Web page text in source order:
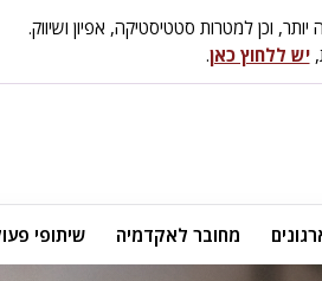
יש ללחוץ כאן.
מחובר לאקדמיה שיתופי